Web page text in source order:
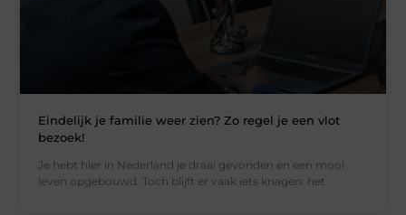
Eindelijk je familie weer zien? Zo regel je een vlot
bezoek!
Je hebt hier in Nederland je draai gevonden en een mooi
leven opgebouwd. Toch blijft er vaak iets knagen: het